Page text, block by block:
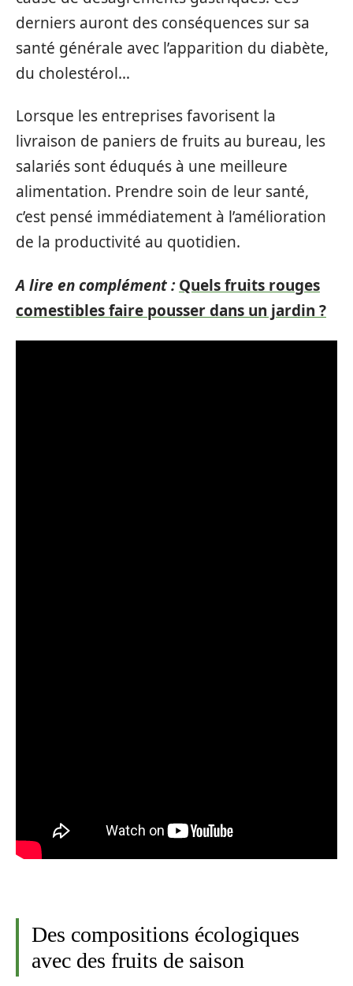
derniers auront des conséquences sur sa
santé générale avec l’apparition du diabète,
du cholestérol…
Lorsque les entreprises favorisent la
livraison de paniers de fruits au bureau, les
salariés sont éduqués à une meilleure
alimentation. Prendre soin de leur santé,
c’est pensé immédiatement à l’amélioration
de la productivité au quotidien.
A lire en complément : Quels fruits rouges
comestibles faire pousser dans un jardin ?
Des compositions écologiques
avec des fruits de saison